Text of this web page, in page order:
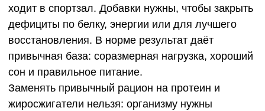
ходит в спортзал. Добавки нужны, чтобы закрыть
дефициты по белку, энергии или для лучшего
восстановления. В норме результат даёт
привычная база: соразмерная нагрузка, хороший
сон и правильное питание.
Заменять привычный рацион на протеин и
жиросжигатели нельзя: организму нужны